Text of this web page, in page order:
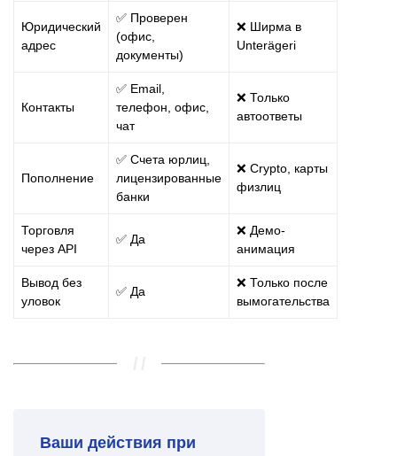
Юридический
адрес
✅ Проверен
(офис,
документы)
❌ Ширма в
Unterägeri
Контакты
✅ Email,
телефон, офис,
чат
❌ Только
автоответы
Пополнение
✅ Счета юрлиц,
лицензированные
банки
❌ Crypto, карты
физлиц
Торговля
через API
✅ Да
❌ Демо-
анимация
Вывод без
уловок
✅ Да
❌ Только после
вымогательства
Ваши действия при